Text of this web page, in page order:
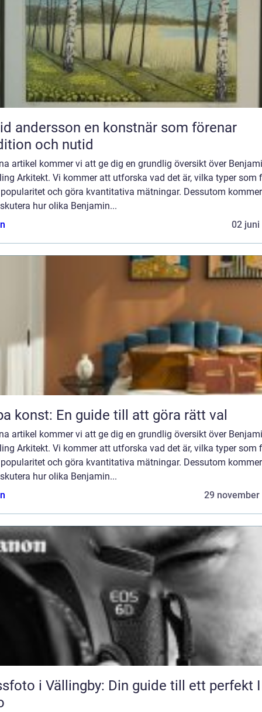
en konstnär som förenar
och nutid
artikel kommer vi att ge dig en grundlig översikt över
Arkitekt. Vi kommer att utforska vad det är, vilka typer som
och göra kvantitativa mätningar. Dessutom
hur olika Benjamin...
02 juni
konst: En guide till att göra rätt val
artikel kommer vi att ge dig en grundlig översikt över
Arkitekt. Vi kommer att utforska vad det är, vilka typer som
och göra kvantitativa mätningar. Dessutom
hur olika Benjamin...
29 november
i Vällingby: Din guide till ett perfekt